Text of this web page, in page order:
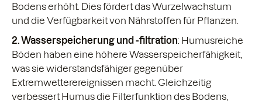
Bodens erhöht. Dies fördert das Wurzelwachstum
und die Verfügbarkeit von Nährstoffen für Pflanzen.
2. Wasserspeicherung und -filtration: Humusreiche
Böden haben eine höhere Wasserspeicherfähigkeit,
was sie widerstandsfähiger gegenüber
Extremwetterereignissen macht. Gleichzeitig
verbessert Humus die Filterfunktion des Bodens,